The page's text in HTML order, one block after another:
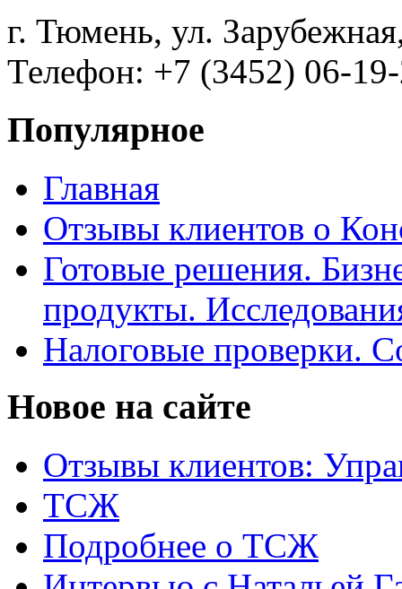
г. Тюмень, ул.
Телефон: +7 (3452) 06-
Популярное
Главная
Отзывы клиентов о
Готовые решения.
продукты.
Налоговые проверки.
Новое на сайте
Отзывы клиентов:
ТСЖ
Подробнее о ТСЖ